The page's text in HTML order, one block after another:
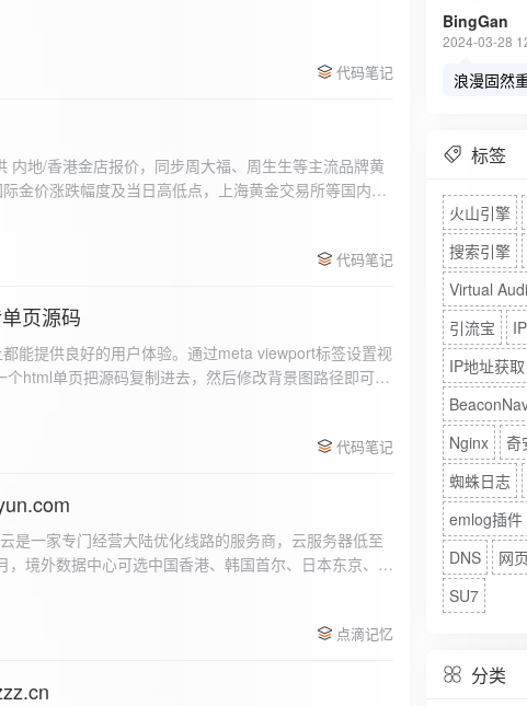
志。日志记录与显示功能。 日志记录： 每次对网址进
为黑色，异常状态的日志为红色。日志会自动滚动到最
代码笔记
内地/香港金店报价，同步周大福、周生生等主流品牌黄
金价涨跌幅度及当日高低点，上海黄金交易所等国内黄
代码笔记
页源码
能提供良好的用户体验。通过meta viewport标签设置视
html单页把源码复制进去，然后修改背景图路径即可。
代码笔记
境外数据中心可选中国香港、韩国首尔、日本东京、美
点滴记忆
BingGan
2024-03-28
浪漫固然
标签
火山引擎
搜索引擎
Virtual
引流宝
IP地址获取
Nginx
奇
蜘蛛日志
emlog插件
DNS
网
SU7
分类